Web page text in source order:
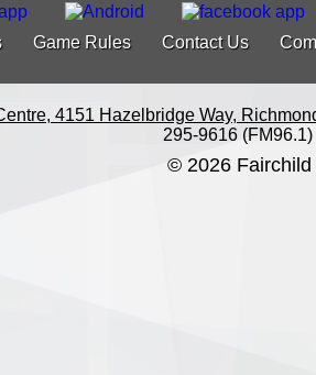
Game Rules Contact Us
4151 Hazelbridge Way,
295-9616 (FM96.1)
© 2026 Fairchild